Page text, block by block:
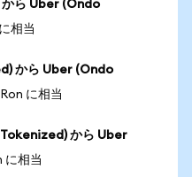
ら Uber (Ondo
相当
から Uber (Ondo
に相当
から Uber
に相当